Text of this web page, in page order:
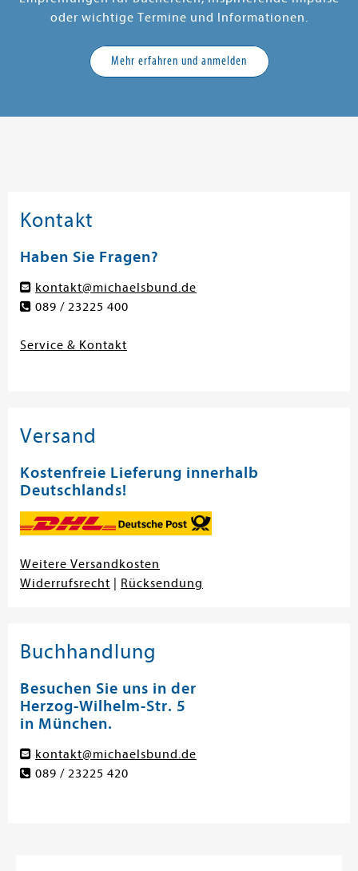
oder wichtige Termine und Informationen.
Mehr erfahren und anmelden
Kontakt
Haben Sie Fragen?
kontakt@michaelsbund.de
089 / 23225 400
Service & Kontakt
Versand
Kostenfreie Lieferung innerhalb
Deutschlands!
Weitere Versandkosten
Widerrufsrecht
Rücksendung
Buchhandlung
Besuchen Sie uns in der
Herzog-Wilhelm-Str. 5
in München.
kontakt@michaelsbund.de
089 / 23225 420